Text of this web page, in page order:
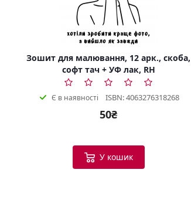
Зошит для малювання, 12 арк., скоба,
софт тач + УФ лак, RH
Є в наявності ISBN: 4063276318268
50₴
У кошик